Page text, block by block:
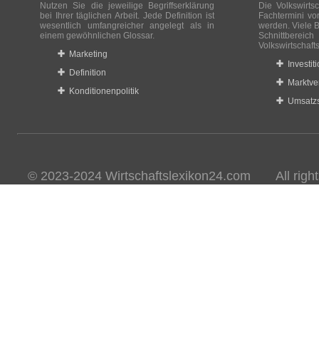
Nutzen Sie die jeweilige Begriffserklärung
bei Ihrer täglichen Arbeit. Jede Definition ist
wesentlich umfangreicher angelegt als in
einem gewöhnlichen Glossar.
Marketing
Definition
Konditionenpolitik
Die
Fachtermini
werden. Viele
© 2023-2024 Wirtschaftslexikon24.com All